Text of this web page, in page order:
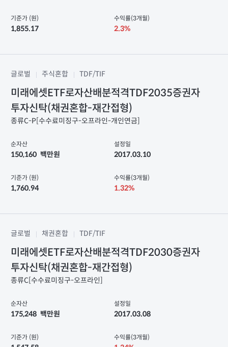
기준가 (원)
1,855.17
수익률(3개월)
2.3%
글로벌 주식혼합 TDF/TIF
미래에셋ETF로자산배분적격TDF2035증권자
투자신탁(채권혼합-재간접형)
종류C-P[수수료미징구-오프라인-개인연금]
순자산
150,160 백만원
설정일
2017.03.10
기준가 (원)
1,760.94
수익률(3개월)
1.32%
글로벌 채권혼합 TDF/TIF
미래에셋ETF로자산배분적격TDF2030증권자
투자신탁(채권혼합-재간접형)
종류C[수수료미징구-오프라인]
순자산
175,248 백만원
설정일
2017.03.08
기준가 (원) 수익률(3개월)